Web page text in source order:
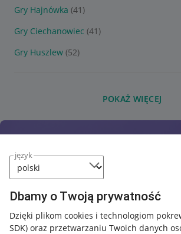
język
Dbamy o Twoją prywatność
Dzięki plikom cookies i technologiom
SDK) oraz przetwarzaniu Twoich danych
Gry Hajnówka (41)
Gry Ciechanowiec (41)
Gry Huszlew (52)
POKAŻ WIĘCEJ